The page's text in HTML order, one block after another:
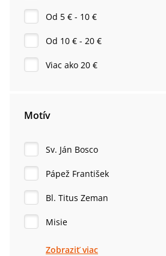
Od 5 € - 10 €
Od 10 € - 20 €
Viac ako 20 €
Motív
Sv. Ján Bosco
Pápež František
Bl. Titus Zeman
Misie
Zobraziť viac